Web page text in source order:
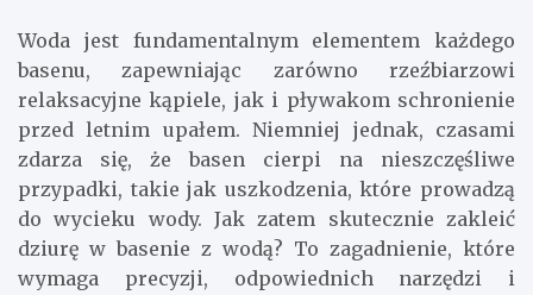
Woda jest fundamentalnym elementem każdego
basenu, zapewniając zarówno rzeźbiarzowi
relaksacyjne kąpiele, jak i pływakom schronienie
przed letnim upałem. Niemniej jednak, czasami
zdarza się, że basen cierpi na nieszczęśliwe
przypadki, takie jak uszkodzenia, które prowadzą
do wycieku wody. Jak zatem skutecznie zakleić
dziurę w basenie z wodą? To zagadnienie, które
wymaga precyzji, odpowiednich narzędzi i